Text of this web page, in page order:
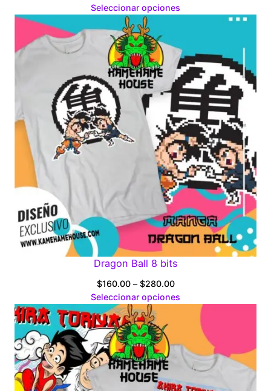
range:
$280.00
Seleccionar opciones
Dragon Ball 8 bits
$160.00 – $280.00Price
range:
$160.00
through
$280.00
Seleccionar opciones